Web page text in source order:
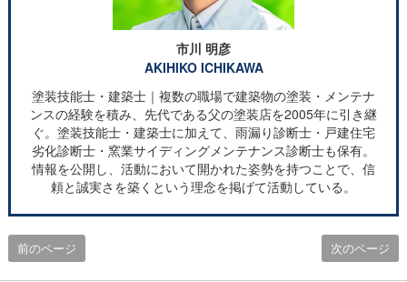
市川 明彦
AKIHIKO ICHIKAWA
塗装技能士・建築士｜複数の職場で建築物の塗装・メンテナ
ンスの経験を積み、先代である父の塗装店を2005年に引き継
ぐ。塗装技能士・建築士に加えて、雨漏り診断士・戸建住宅
劣化診断士・窯業サイディングメンテナンス診断士も保有。
情報を公開し、活動において開かれた姿勢を持つことで、信
頼と誠実さを築くという理念を掲げて活動している。
前のページ 次のページ